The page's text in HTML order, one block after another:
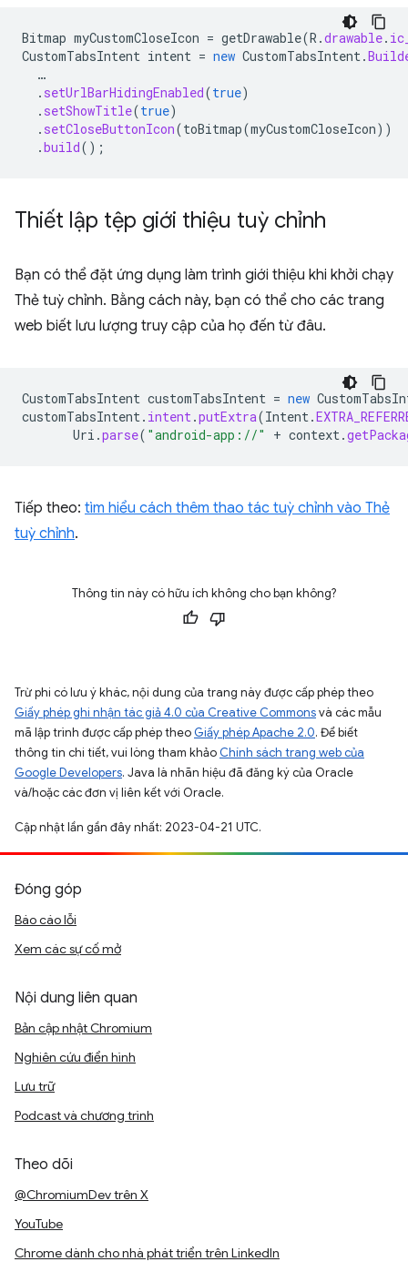
Bitmap myCustomCloseIcon = getDrawable(R .drawable.
CustomTabsIntent intent = new CustomTabsIntent.
…
. setUrlBarHidingEnabled(true)
. setShowTitle(true)
. setCloseButtonIcon(toBitmap(myCustomCloseIcon))
.build();
Thiết lập tệp giới thiệu tuỳ chỉnh
Bạn có thể đặt ứng dụng làm trình giới thiệu khi khởi chạy
Thẻ tuỳ chỉnh. Bằng cách này, bạn có thể cho các trang
web biết lưu lượng truy cập của họ đến từ đâu.
CustomTabsIntent customTabsIntent = new
customTabsIntent. intent.putExtra(Intent.
Uri .parse( "android-app://" + context.
Tiếp theo: tìm hiểu cách thêm thao tác tuỳ chỉnh vào Thẻ
tuỳ chỉnh.
Thông tin này có hữu ích không cho bạn không?
Trừ phi có lưu ý khác, nội dung của trang này được cấp phép theo
Giấy phép ghi nhận tác giả 4.0 của Creative Commonsvà các mẫu
mã lập trình được cấp phép theo Giấy phép Apache 2.0. Để biết
thông tin chi tiết, vui lòng tham khảo Chính sách trang web của
Google Developers. Java là nhãn hiệu đã đăng ký của Oracle
và/hoặc các đơn vị liên kết với Oracle.
Cập nhật lần gần đây nhất: 2023-04-21 UTC.
Đóng góp
Báo cáo lỗi
Xem các sự cố mở
Nội dung liên quan
Bản cập nhật Chromium
Nghiên cứu điển hình
Lưu trữ
Podcast và chương trình
Theo dõi
@ChromiumDev trên X
YouTube
Chrome dành cho nhà phát triển trên LinkedIn